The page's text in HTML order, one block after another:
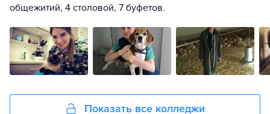
общежитий, 4 столовой, 7 буфетов.
Показать все колледжи